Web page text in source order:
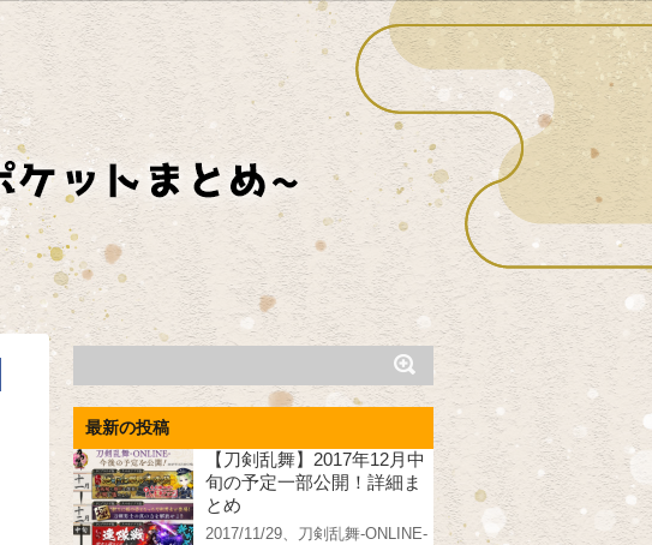
最新の投稿
【刀剣乱舞】2017年12月中
旬の予定一部公開！詳細ま
とめ
2017/11/29、刀剣乱舞-ONLINE-